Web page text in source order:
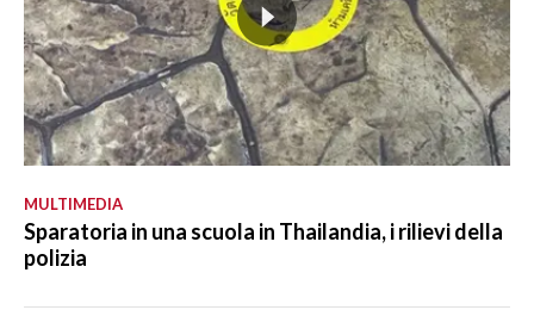
MULTIMEDIA
Sparatoria in una scuola in Thailandia, i rilievi della
polizia